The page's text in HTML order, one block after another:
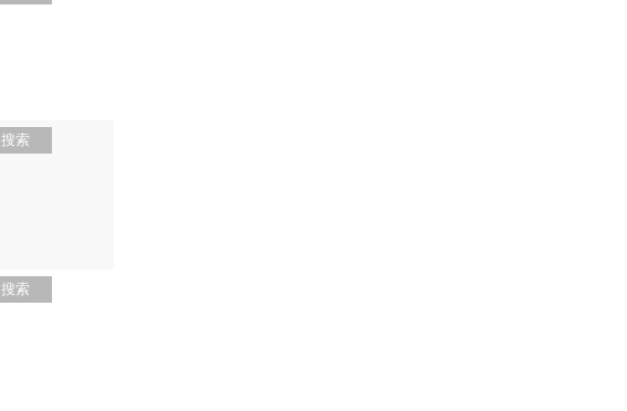
搜索
搜索